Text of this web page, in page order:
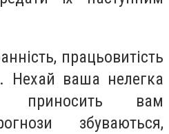
працьовитість
Нехай ваша нелегка
приносить вам
збуваються,